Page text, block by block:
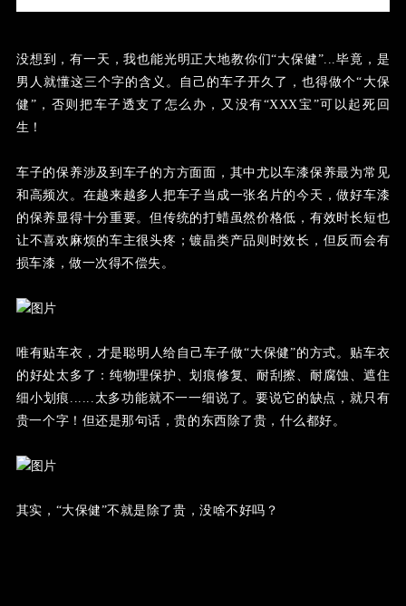
没想到，有一天，我也能光明正大地教你们“大保健”...毕竟，是
男人就懂这三个字的含义。自己的车子开久了，也得做个“大保
健”，否则把车子透支了怎么办，又没有“XXX宝”可以起死回
生！
车子的保养涉及到车子的方方面面，其中尤以车漆保养最为常见
和高频次。在越来越多人把车子当成一张名片的今天，做好车漆
的保养显得十分重要。但传统的打蜡虽然价格低，有效时长短也
让不喜欢麻烦的车主很头疼；镀晶类产品则时效长，但反而会有
损车漆，做一次得不偿失。
唯有贴车衣，才是聪明人给自己车子做“大保健”的方式。 贴车衣
的好处太多了：纯物理保护、划痕修复、耐刮擦、耐腐蚀、遮住
细小划痕......太多功能就不一一细说了。要说它的缺点，就只有
贵一个字！但还是那句话，贵的东西除了贵，什么都好。
其实，“大保健”不就是除了贵，没啥不好吗？